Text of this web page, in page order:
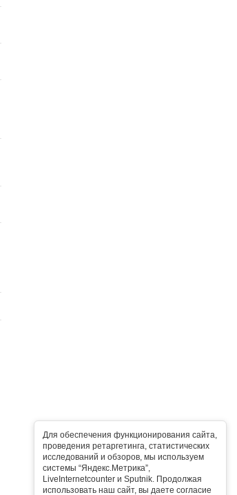
Для обеспечения функционирования сайта,
проведения ретаргетинга, статистических
исследований и обзоров, мы используем
системы “Яндекс.Метрика”,
LiveInternetcounter и Sputnik. Продолжая
использовать наш сайт, вы даете согласие